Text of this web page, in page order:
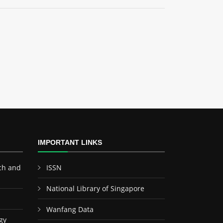
and
IMPORTANT LINKS
ISSN
National Library of Singapore
Wanfang Data